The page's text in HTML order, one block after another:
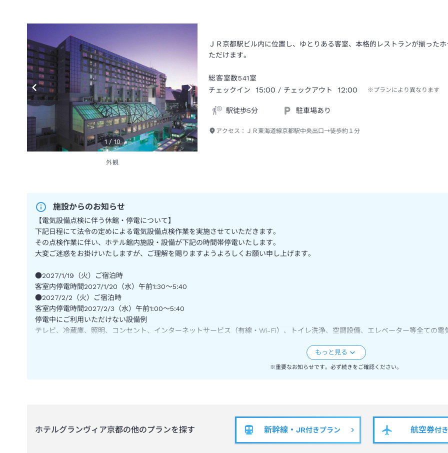
1 / 10
外観
ＪＲ京都駅ビル内に位置し、ゆとりある客室、本格的レストランが揃った
ただけます。
総客室数541室
チェックイン
15:00 / チェックアウト 12:00 ※プランにより異なります
駅徒歩5分 駐車場あり
アクセス： ＪＲ東海道線京都駅中央出口→徒歩約１分
施設からのお知らせ
【電気設備点検に伴う休館・停電について】
下記日程にて法令の定めによる電気設備点検作業を実施させていただきます。
その点検作業に伴い、ホテル館内施設・設備が下記の時間帯停電いたします。
大変ご迷惑をお掛けいたしますが、ご理解を賜りますようよろしくお願い申し上げます。
●2027/1/19（火）ご宿泊時
客室内停電時間2027/1/20（水）午前1:30～5:40
●2027/2/2（火）ご宿泊時
客室内停電時間2027/2/3（水）午前1:00～5:40
停電中にご利用いただけない設備例
テレビ、冷蔵庫、照明、コンセント、インターネットサービス（有線・Wi-Fi）、トイレ洗浄、空調設備、エレベーター等全ての電
※重要なお知らせです。必ず続きをご確認ください。
ホテルグランヴィア京都の他のプランを探す 新幹線・JR付きプラン 航空券付